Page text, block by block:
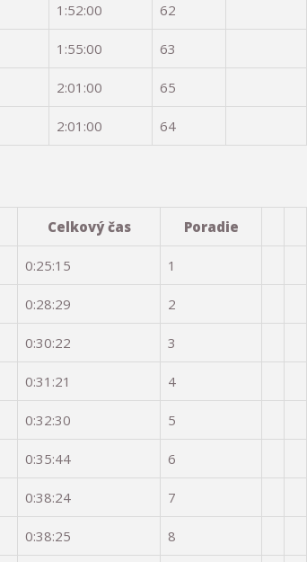
1:52:00 62
1:55:00 63
2:01:00 65
2:01:00 64
Celkový čas Poradie
0:25:15 1
0:28:29 2
0:30:22 3
0:31:21 4
0:32:30 5
0:35:44 6
0:38:24 7
0:38:25 8